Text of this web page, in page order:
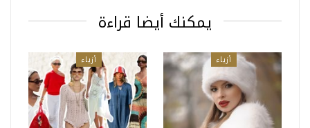
يمكنك أيضا قراءة
أزياء أزياء